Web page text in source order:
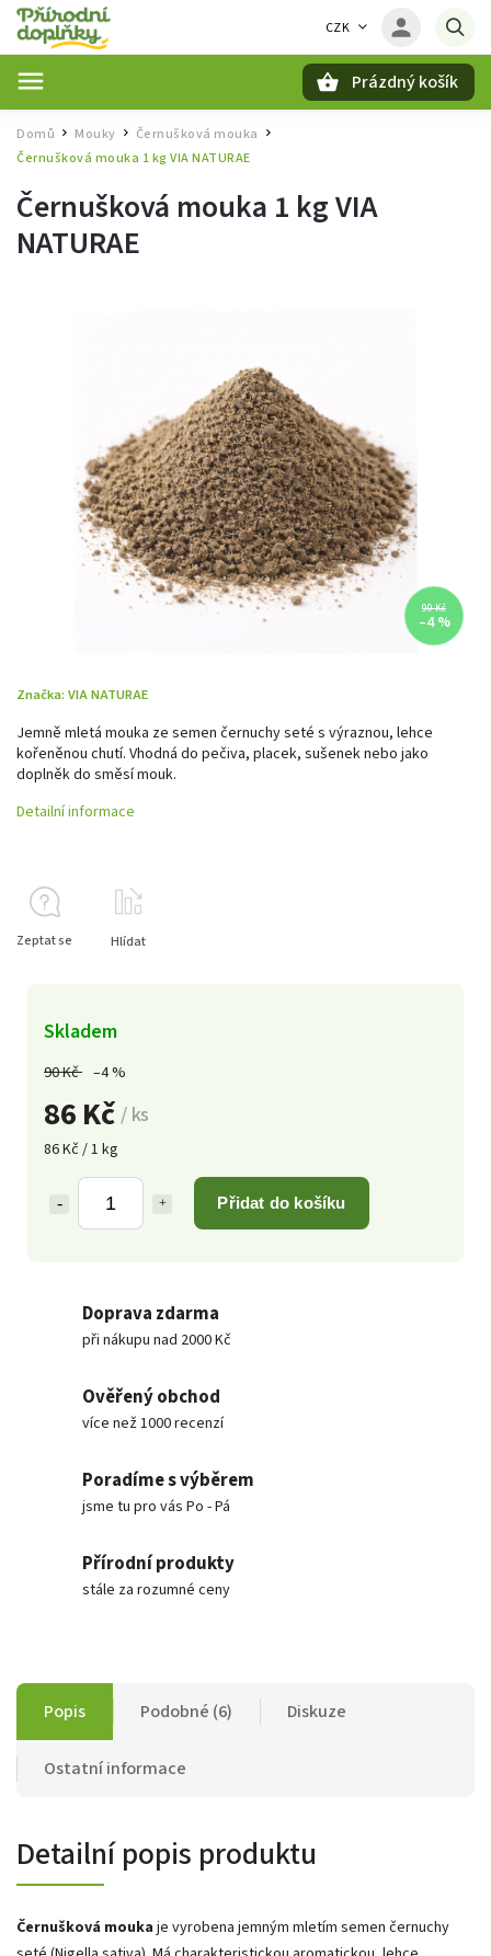
CZK
Prázdný košík
Domů / Mouky Černušková mouka
Černušková mouka 1 kg VIA NATURAE
Černušková mouka 1 kg VIA
NATURAE
90 Kč
–4 %
Značka: VIA NATURAE
90 Kč –4 %
86 Kč/ ks
86 Kč / 1 kg
Přidat do košíku
Skladem
Jemně mletá mouka ze semen černuchy seté s výraznou, lehce
kořeněnou chutí. Vhodná do pečiva, placek, sušenek nebo jako
doplněk do směsí mouk.
Detailní informace
Zeptat se Hlídat
Doprava zdarma
při nákupu nad 2000 Kč
Ověřený obchod
více než 1000 recenzí
Poradíme s výběrem
jsme tu pro vás Po - Pá
Přírodní produkty
stále za rozumné ceny
Popis Podobné (6) Diskuze
Ostatní informace
Detailní popis produktu
Černušková mouka je vyrobena jemným mletím semen černuchy